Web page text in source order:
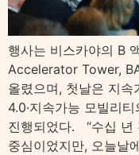
행사는 비스카야의 B
Accelerator Tower,
올렸으며, 첫날은 지속
4.0·지속가능 모빌리
진행되었다. “수십 년
중심이었지만, 오늘날